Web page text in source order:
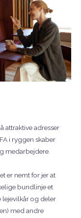
attraktive adresser
i ryggen skaber
medarbejdere.
er nemt for jer at
bundlinje et
lejevilkår og deler
med andre